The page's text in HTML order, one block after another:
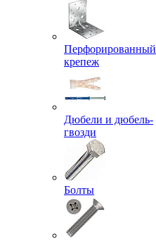
Перфорированный
крепеж
Дюбели и дюбель-
гвозди
Болты